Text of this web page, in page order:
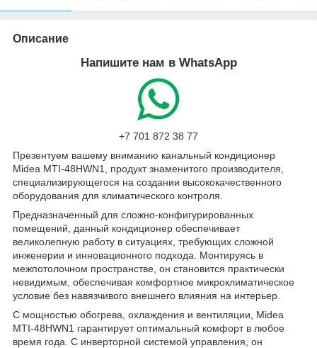
Описание
Напишите нам в WhatsApp
+7 701 872 38 77
Презентуем вашему вниманию канальный кондиционер
Midea MTI-48HWN1, продукт знаменитого производителя,
специализирующегося на создании высококачественного
оборудования для климатического контроля.
Предназначенный для сложно-конфигурированных
помещений, данный кондиционер обеспечивает
великолепную работу в ситуациях, требующих сложной
инженерии и инновационного подхода. Монтируясь в
межпотолочном пространстве, он становится практически
невидимым, обеспечивая комфортное микроклиматическое
условие без навязчивого внешнего влияния на интерьер.
С мощностью обогрева, охлаждения и вентиляции, Midea
MTI-48HWN1 гарантирует оптимальный комфорт в любое
время года. С инверторной системой управления, он